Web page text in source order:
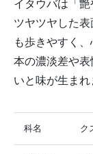
イタウバは「艶
ツヤツヤした
も歩きやすく
本の濃淡差や
いと味が生まれ
科名 ク